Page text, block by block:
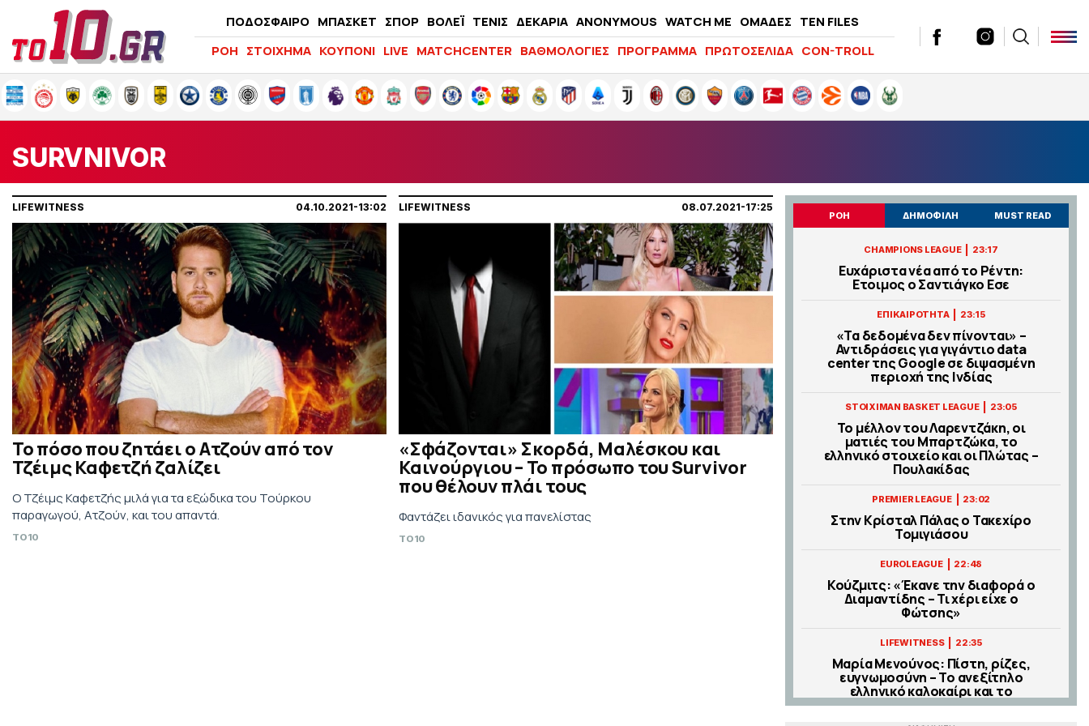
ΠΟΔΟΣΦΑΙΡΟ ΜΠΑΣΚΕΤ ΣΠΟΡ ΒΟΛΕΪ ΤΕΝΙΣ ΔΕΚΑΡΙΑ ANONYMOUS WATCH ME ΟΜΑΔΕΣ TEN FILES
LIFEWITNESS
ΡΟΗ ΣΤΟΙΧΗΜΑ ΚΟΥΠΟΝΙ LIVE MATCHCENTER ΒΑΘΜΟΛΟΓΙΕΣ ΠΡΟΓΡΑΜΜΑ ΠΡΩΤΟΣΕΛΙΔΑ CON-TROLL
SURVNIVOR
LIFEWITNESS 04.10.2021-13:02
Το πόσο που ζητάει ο Ατζούν από τον
Τζέιμς Καφετζή ζαλίζει
Ο Τζέιμς Καφετζής μιλά για τα εξώδικα του Τούρκου
παραγωγού, Ατζούν, και του απαντά.
TO10
LIFEWITNESS 08.07.2021-17:25
«Σφάζονται» Σκορδά, Μαλέσκου και
Καινούργιου – Το πρόσωπο του Survivor
που θέλουν πλάι τους
Φαντάζει ιδανικός για πανελίστας
TO10
ΡΟΗ ΔΗΜΟΦΙΛΗ MUST READ
CHAMPIONS LEAGUE 23:17
Ευχάριστα νέα από το Ρέντη:
Ετοιμος ο Σαντιάγκο Εσε
ΕΠΙΚΑΙΡΟΤΗΤΑ 23:15
«Τα δεδομένα δεν πίνονται» –
Αντιδράσεις για γιγάντιο data
center της Google σε διψασμένη
περιοχή της Ινδίας
STOIXIMAN BASKET LEAGUE 23:05
Το μέλλον του Λαρεντζάκη, οι
ματιές του Μπαρτζώκα, το
ελληνικό στοιχείο και οι Πλώτας –
Πουλακίδας
PREMIER LEAGUE 23:02
Στην Κρίσταλ Πάλας ο Τακεχίρο
Τομιγιάσου
EUROLEAGUE 22:48
Κούζμιτς: «Έκανε την διαφορά ο
Διαμαντίδης – Τι χέρι είχε ο
Φώτσης»
LIFEWITNESS 22:35
Μαρία Μενούνος: Πίστη, ρίζες,
ευγνωμοσύνη – Το ανεξίτηλο
ελληνικό καλοκαίρι και το
προσκύνημα στην Τήνο